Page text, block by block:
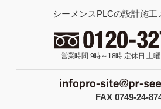
シーメンスPLCの設計施工
営業時間 9時～18時 定休日 土
FAX 0749-24-